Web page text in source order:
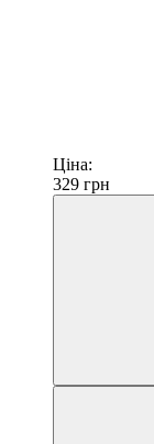
Ціна:
329 грн